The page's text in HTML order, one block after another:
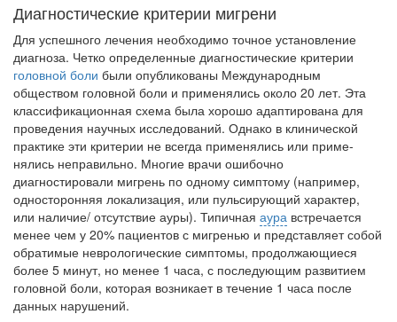
бесплатно, в течении всего срока лечения...
Диагностические критерии мигрени
Для успешного лечения необходимо точное установление
диагноза. Четко определенные диагностические критерии
головной боли были опубликованы Международным
обществом головной боли и применялись около 20 лет. Эта
классификационная схема была хорошо адаптирована для
проведения научных иссле­дований. Однако в клинической
практике эти критерии не всегда применялись или приме­
нялись неправильно. Многие врачи ошибочно
диагностировали мигрень по одному симпто­му (например,
односторонняя локализация, или пульсирующий характер,
или наличие/ отсутствие ауры). Типичная аура встречается
менее чем у 20% пациентов с мигренью и пред­ставляет собой
обратимые неврологические симптомы, продолжающиеся
более 5 минут, но менее 1 часа, с последующим развитием
голов­ной боли, которая возникает в течение 1 часа после
данных нарушений.